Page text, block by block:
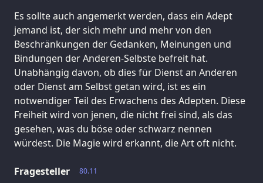
Es sollte auch angemerkt werden, dass ein Adept
jemand ist, der sich mehr und mehr von den
Beschränkungen der Gedanken, Meinungen und
Bindungen der Anderen-Selbste befreit hat.
Unabhängig davon, ob dies für Dienst an Anderen
oder Dienst am Selbst getan wird, ist es ein
notwendiger Teil des Erwachens des Adepten. Diese
Freiheit wird von jenen, die nicht frei sind, als das
gesehen, was du böse oder schwarz nennen
würdest. Die Magie wird erkannt, die Art oft nicht.
80.11
Fragesteller